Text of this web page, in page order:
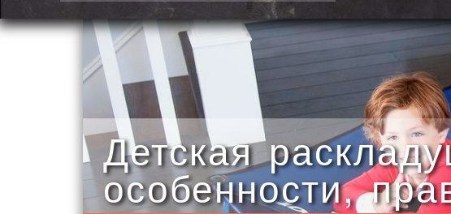
Детская
особенности,